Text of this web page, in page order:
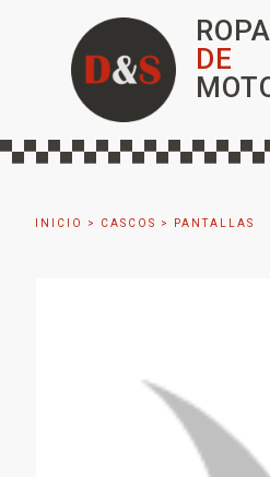
ROPA
DE
INICIO > CASCOS > PANTALLAS